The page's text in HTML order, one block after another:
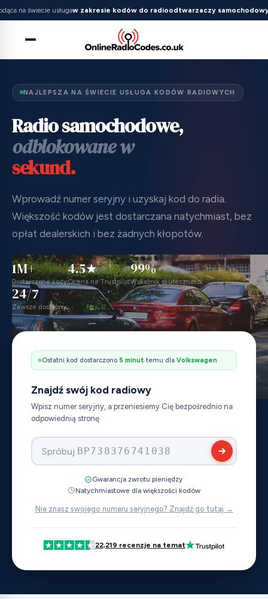
na świecie usługaw zakresie kodów do radioodtwarzaczy
NAJLEPSZA NA ŚWIECIE USŁUGA KODÓW RADIOWYCH
Radio samochodowe,
odblokowane w
sekund.
Wprowadź numer seryjny i uzyskaj kod do radia.
Większość kodów jest dostarczana natychmiast, bez
opłat dealerskich i bez żadnych kłopotów.
1M+
Dostarczone kody
4.5★
Ocena na Trustpilot
99%
Wskaźnik skuteczności
24/7
Zawsze dostępny
Ostatni kod dostarczono 6 minut temu dla Honda
Znajdź swój kod radiowy
Wpisz numer seryjny, a przeniesiemy Cię bezpośrednio na
odpowiednią stronę
Spróbuj 30002517
Gwarancja zwrotu pieniędzy·
Natychmiastowe dla większości kodów
Nie znasz swojego numeru seryjnego? Znajdź go tutaj →
22,219 recenzje na temat